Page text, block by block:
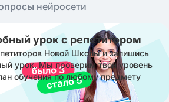
нейросети
урок с репетитором
Новой Школы и запишись
урок. Мы проверим твой уровень
обучения по любому предмету